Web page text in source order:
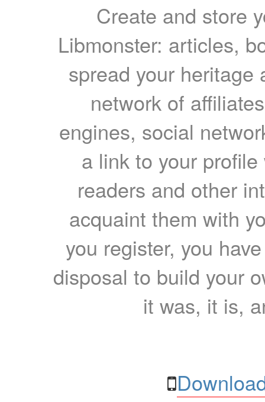
Create and store
Libmonster: articles,
spread your heritage
network of
engines, social
a link to your
readers and other
acquaint them with
you register, you
disposal to build your
it was, it is,